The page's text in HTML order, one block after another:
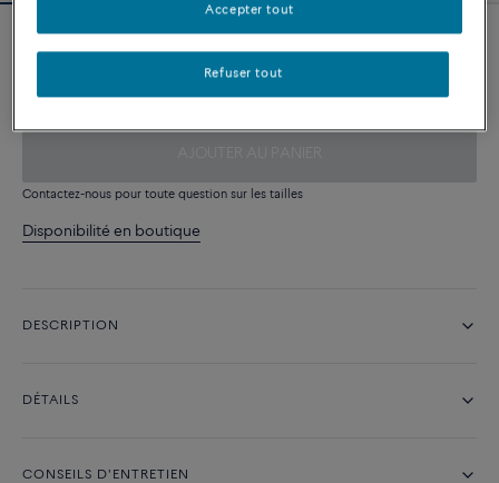
Câble bleu jean
Contactez-nous pour toute question sur les tailles
Disponibilité en boutique
DESCRIPTION
DÉTAILS
CONSEILS D'ENTRETIEN
Refuser tout
Accepter tout